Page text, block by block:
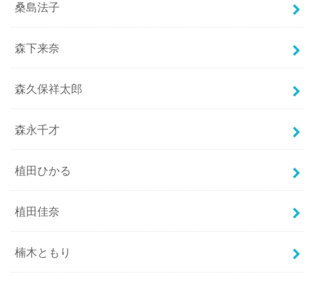
桑島法子
森下来奈
森久保祥太郎
森永千才
植田ひかる
植田佳奈
楠木ともり